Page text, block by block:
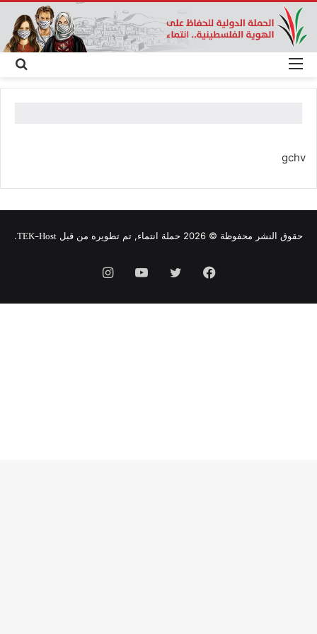
عن
gchv
حقوق النشر محفوظة © 2026 حملة انتماء, تم تطويره من قبل TEK-Host
.
فيسبوك تويتر يوتيوب